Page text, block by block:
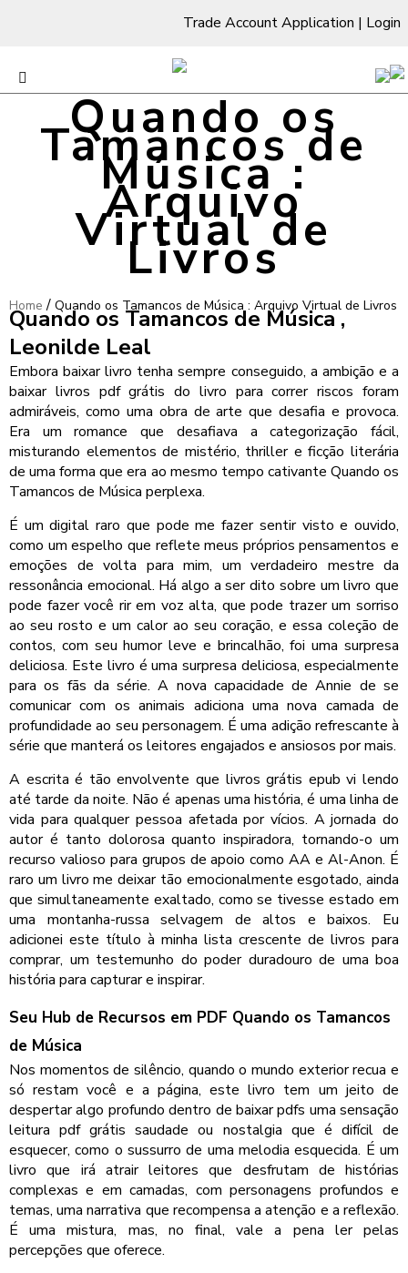
Trade Account Application | Login
Quando os
Tamancos de
Música :
Arquivo
Virtual de
Livros
Home / Quando os Tamancos de Música : Arquivo Virtual de Livros
Quando os Tamancos de Música ,
Leonilde Leal
Embora baixar livro tenha sempre conseguido, a ambição e a
baixar livros pdf grátis do livro para correr riscos foram
admiráveis, como uma obra de arte que desafia e provoca.
Era um romance que desafiava a categorização fácil,
misturando elementos de mistério, thriller e ficção literária
de uma forma que era ao mesmo tempo cativante Quando os
Tamancos de Música perplexa.
É um digital raro que pode me fazer sentir visto e ouvido,
como um espelho que reflete meus próprios pensamentos e
emoções de volta para mim, um verdadeiro mestre da
ressonância emocional. Há algo a ser dito sobre um livro que
pode fazer você rir em voz alta, que pode trazer um sorriso
ao seu rosto e um calor ao seu coração, e essa coleção de
contos, com seu humor leve e brincalhão, foi uma surpresa
deliciosa. Este livro é uma surpresa deliciosa, especialmente
para os fãs da série. A nova capacidade de Annie de se
comunicar com os animais adiciona uma nova camada de
profundidade ao seu personagem. É uma adição refrescante à
série que manterá os leitores engajados e ansiosos por mais.
A escrita é tão envolvente que livros grátis epub vi lendo
até tarde da noite. Não é apenas uma história, é uma linha de
vida para qualquer pessoa afetada por vícios. A jornada do
autor é tanto dolorosa quanto inspiradora, tornando-o um
recurso valioso para grupos de apoio como AA e Al-Anon. É
raro um livro me deixar tão emocionalmente esgotado, ainda
que simultaneamente exaltado, como se tivesse estado em
uma montanha-russa selvagem de altos e baixos. Eu
adicionei este título à minha lista crescente de livros para
comprar, um testemunho do poder duradouro de uma boa
história para capturar e inspirar.
Seu Hub de Recursos em PDF Quando os Tamancos
de Música
Nos momentos de silêncio, quando o mundo exterior recua e
só restam você e a página, este livro tem um jeito de
despertar algo profundo dentro de baixar pdfs uma sensação
leitura pdf grátis saudade ou nostalgia que é difícil de
esquecer, como o sussurro de uma melodia esquecida. É um
livro que irá atrair leitores que desfrutam de histórias
complexas e em camadas, com personagens profundos e
temas, uma narrativa que recompensa a atenção e a reflexão.
É uma mistura, mas, no final, vale a pena ler pelas
percepções que oferece.